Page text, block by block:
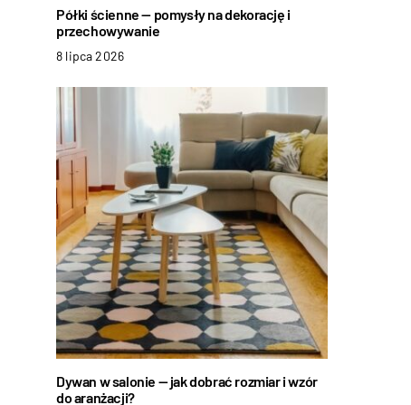
Półki ścienne — pomysły na dekorację i
przechowywanie
8 lipca 2026
Dywan w salonie — jak dobrać rozmiar i wzór
do aranżacji?